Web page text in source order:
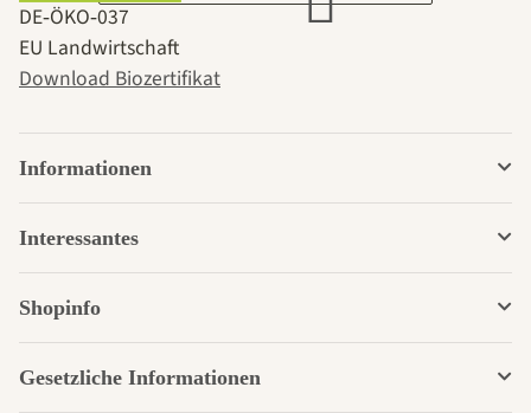
DE‑ÖKO‑037
EU Landwirtschaft
Download Biozertifikat
Informationen
Interessantes
Shopinfo
Gesetzliche Informationen